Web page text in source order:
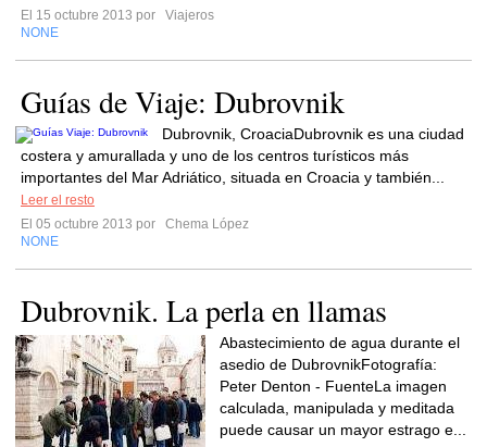
El 15 octubre 2013 por
Viajeros
NONE
Guías de Viaje: Dubrovnik
Dubrovnik, CroaciaDubrovnik es una ciudad
costera y amurallada y uno de los centros turísticos más
importantes del Mar Adriático, situada en Croacia y también...
Leer el resto
El 05 octubre 2013 por
Chema López
NONE
Dubrovnik. La perla en llamas
Abastecimiento de agua durante el
asedio de DubrovnikFotografía:
Peter Denton - FuenteLa imagen
calculada, manipulada y meditada
puede causar un mayor estrago e...